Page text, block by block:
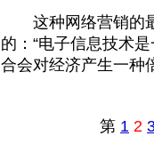
这种网络营销的最
的：“电子信息技术
合会对经济产生一种
第 1 2